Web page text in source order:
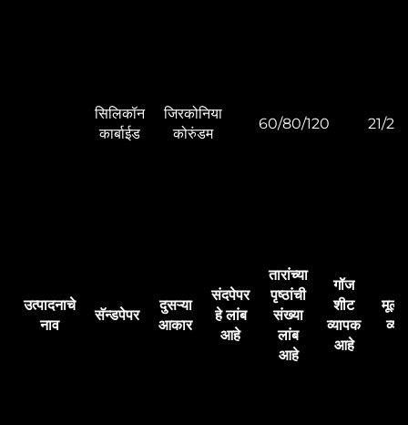
सिलिकॉन
कार्बाईड
जिरकोनिया
कोरुंडम
60/80/120 21/22
उत्पादनाचे
नाव
सॅन्डपेपर
दुसऱ्या
आकार
संदपेपर
हे लांब
आहे
तारांच्या
पृष्ठांची
संख्या
लांब
आहे
गॉज
शीट
व्यापक
आहे